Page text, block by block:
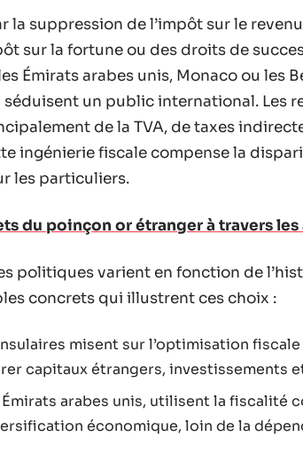
la suppression de l’impôt sur le
sur la fortune ou des droits de
Émirats arabes unis, Monaco ou les
un public international. Les
de la TVA, de taxes
ingénierie fiscale compense la
les particuliers.
du poinçon or étranger à travers les
politiques varient en fonction de
concrets qui illustrent ces choix :
misent sur l’optimisation
capitaux étrangers, investissements
Émirats arabes unis, utilisent la fiscalité
économique, loin de la